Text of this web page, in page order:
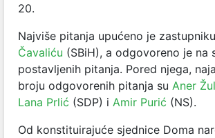
20.
Najviše pitanja upućeno je zastupniku
Čavaliću (SBiH), a odgovoreno je na
postavljenih pitanja. Pored njega,
broju odgovorenih pitanja su Aner
Lana Prlić (SDP) i Amir Purić (NS).
Od konstituirajuće sjednice Doma